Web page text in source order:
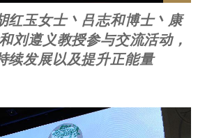
红玉女士丶吕志和博士丶康
刘遵义教授参与交流活动，
续发展以及提升正能量